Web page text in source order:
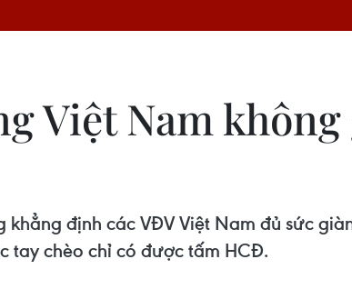
Việt Nam
định các VĐV Việt Nam đủ sức
tay chèo chỉ có được tấm HCĐ.